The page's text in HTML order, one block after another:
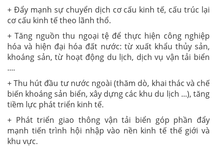
+ Đẩy mạnh sự chuyển dịch cơ cấu kinh tế, cấu trúc lại
cơ cấu kinh tế theo lãnh thổ.
+ Tăng nguồn thu ngoại tệ để thực hiện công nghiệp
hóa và hiện đại hóa đất nước: từ xuất khẩu thủy sản,
khoáng sản, từ hoạt động du lịch, dịch vụ vận tải biển
....
+ Thu hút đầu tư nước ngoài (thăm dò, khai thác và chế
biến khoáng sản biển, xây dựng các khu du lịch ...), tăng
tiềm lực phát triển kinh tế.
+ Phát triển giao thông vận tải biển góp phần đẩy
mạnh tiến trình hội nhập vào nền kinh tế thế giới và
khu vực.